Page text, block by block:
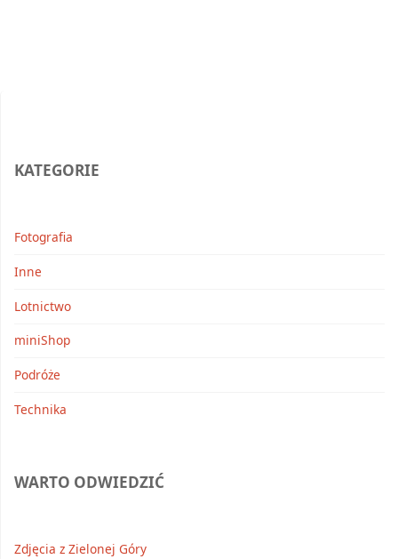
KATEGORIE
Fotografia
Inne
Lotnictwo
miniShop
Podróże
Technika
WARTO ODWIEDZIĆ
Zdjęcia z Zielonej Góry